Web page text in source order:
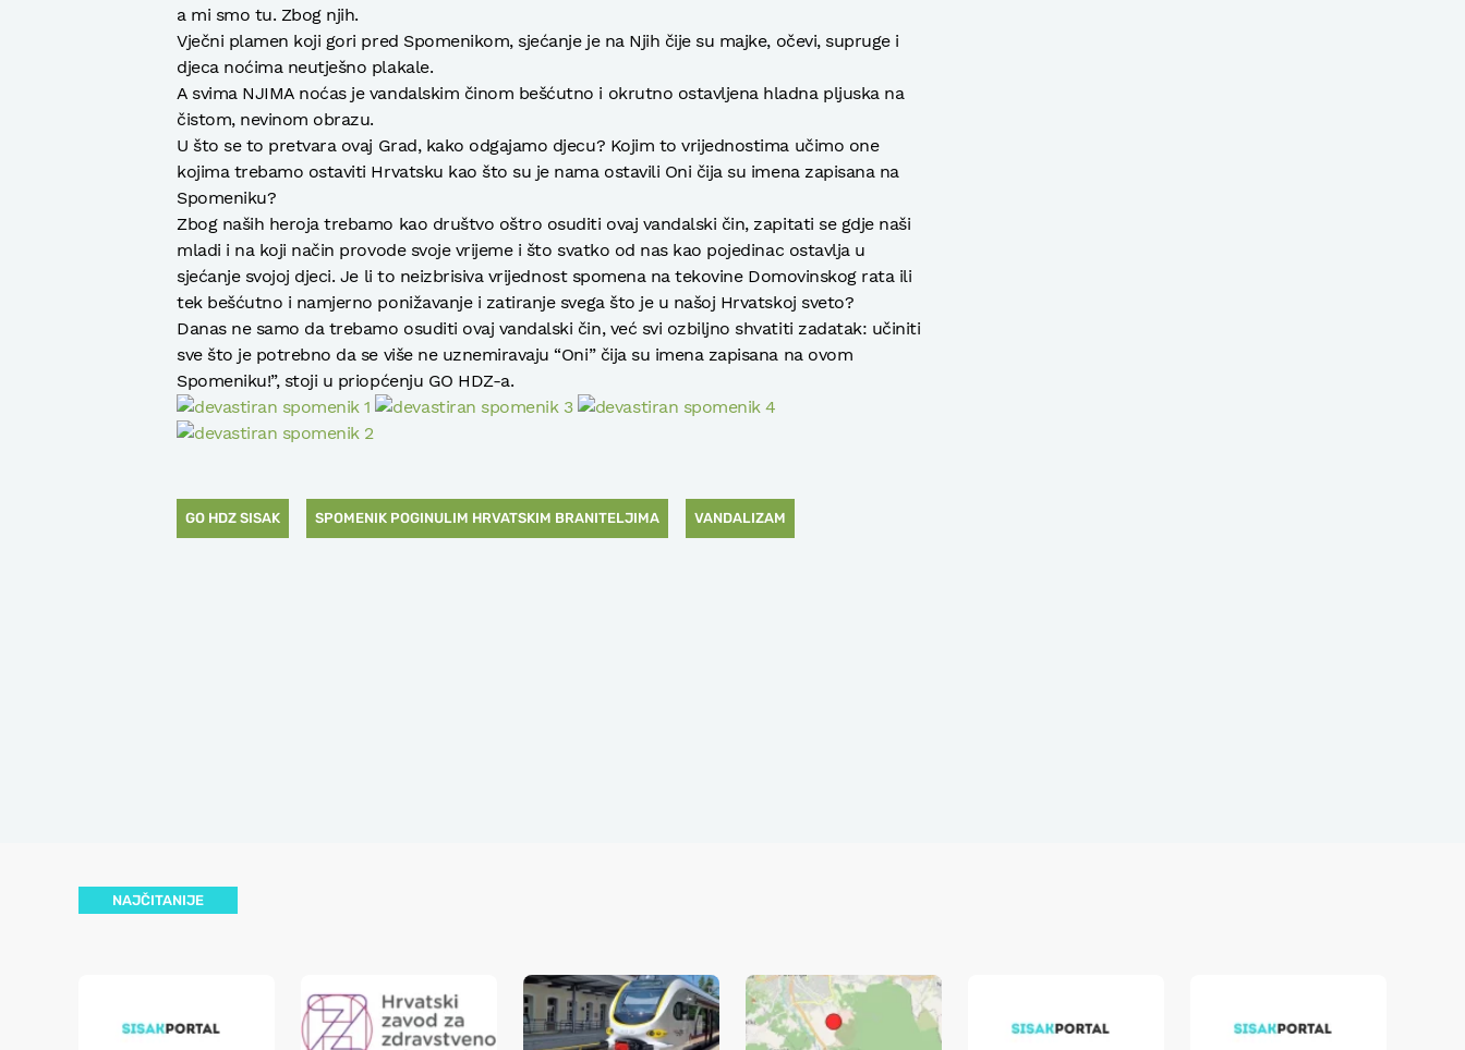
a mi smo tu. Zbog njih.
Vječni plamen koji gori pred Spomenikom, sjećanje je na Njih čije su majke, očevi, supruge i
djeca noćima neutješno plakale.
A svima NJIMA noćas je vandalskim činom bešćutno i okrutno ostavljena hladna pljuska na
čistom, nevinom obrazu.
U što se to pretvara ovaj Grad, kako odgajamo djecu? Kojim to vrijednostima učimo one
kojima trebamo ostaviti Hrvatsku kao što su je nama ostavili Oni čija su imena zapisana na
Spomeniku?
Zbog naših heroja trebamo kao društvo oštro osuditi ovaj vandalski čin, zapitati se gdje naši
mladi i na koji način provode svoje vrijeme i što svatko od nas kao pojedinac ostavlja u
sjećanje svojoj djeci. Je li to neizbrisiva vrijednost spomena na tekovine Domovinskog rata ili
tek bešćutno i namjerno ponižavanje i zatiranje svega što je u našoj Hrvatskoj sveto?
Danas ne samo da trebamo osuditi ovaj vandalski čin, već svi ozbiljno shvatiti zadatak: učiniti
sve što je potrebno da se više ne uznemiravaju “Oni” čija su imena zapisana na ovom
Spomeniku!”, stoji u priopćenju GO HDZ-a.
GO HDZ SISAK SPOMENIK POGINULIM HRVATSKIM BRANITELJIMA VANDALIZAM
NAJČITANIJE